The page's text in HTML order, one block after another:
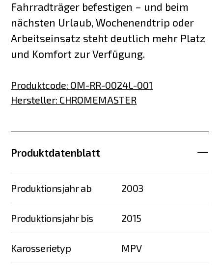
Fahrradträger befestigen – und beim
nächsten Urlaub, Wochenendtrip oder
Arbeitseinsatz steht deutlich mehr Platz
und Komfort zur Verfügung.
Produktcode: OM-RR-0024L-001
Hersteller: CHROMEMASTER
Produktdatenblatt
Produktionsjahr ab 2003
Produktionsjahr bis 2015
Karosserietyp MPV